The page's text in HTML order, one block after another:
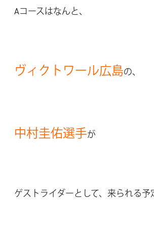
Aコースはなんと、
ヴィクトワール広島の、
中村圭佑選手が
ゲストライダーとして、来られる予